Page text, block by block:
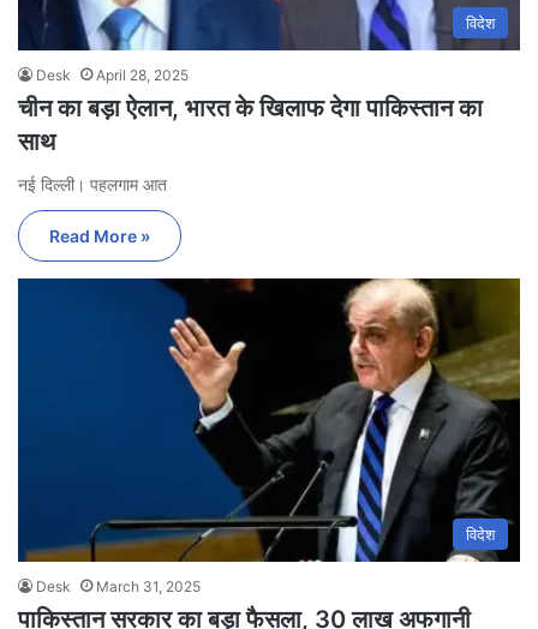
विदेश
Desk April 28, 2025
चीन का बड़ा ऐलान, भारत के खिलाफ देगा पाकिस्तान का
साथ
नई दिल्ली। पहलगाम आत
Read More »
विदेश
Desk March 31, 2025
पाकिस्तान सरकार का बड़ा फैसला, 30 लाख अफगानी